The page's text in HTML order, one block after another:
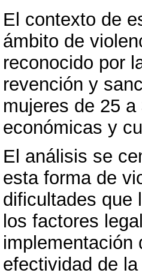
El contexto de
ámbito de
reconocido por
revención y
mujeres de 25
económicas y
El análisis se
esta forma de
dificultades que
los factores
implementación
efectividad de